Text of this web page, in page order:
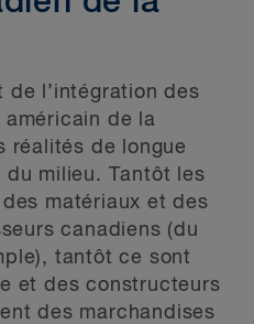
de l’intégration des
de la
réalités de longue
milieu. Tantôt les
matériaux et des
canadiens (du
tantôt ce sont
et des constructeurs
des marchandises